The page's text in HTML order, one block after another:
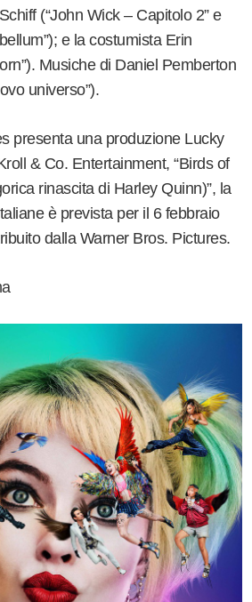
(“John Wick – Capitolo 2” e
e la costumista Erin
Musiche di Daniel Pemberton
universo”).
presenta una produzione Lucky
& Co. Entertainment, “Birds of
rinascita di Harley Quinn)”, la
è prevista per il 6 febbraio
dalla Warner Bros. Pictures.